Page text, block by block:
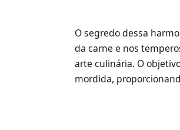
O segredo dessa
da carne e nos
arte culinária. O
mordida,